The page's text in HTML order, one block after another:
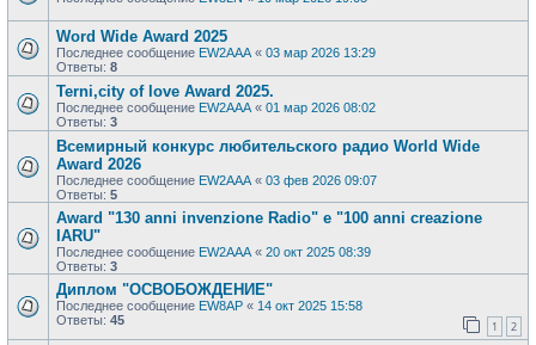
Word Wide Award 2025
Последнее сообщение EW2AAA « 03 мар 2026 13:29
Ответы: 8
Terni,city of love Award 2025.
Последнее сообщение EW2AAA « 01 мар 2026 08:02
Ответы: 3
Всемирный конкурс любительского радио World Wide
Award 2026
Последнее сообщение EW2AAA « 03 фев 2026 09:07
Ответы: 5
Award "130 anni invenzione Radio" e "100 anni creazione
IARU"
Последнее сообщение EW2AAA « 20 окт 2025 08:39
Ответы: 3
Диплом "ОСВОБОЖДЕНИЕ"
Последнее сообщение EW8AP « 14 окт 2025 15:58
Ответы: 45 1 2